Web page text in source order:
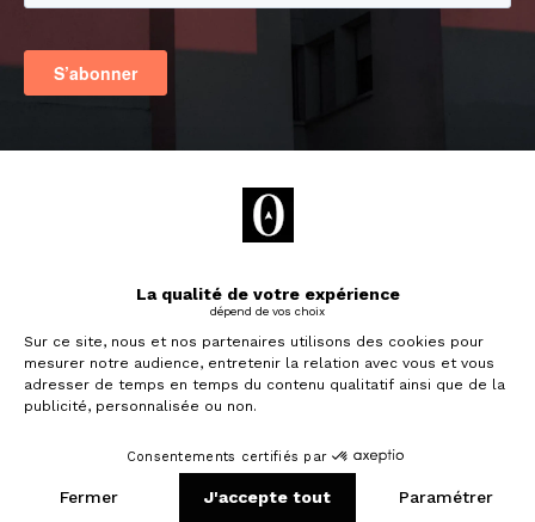
Vous aimerez aussi
Je souhaite investir